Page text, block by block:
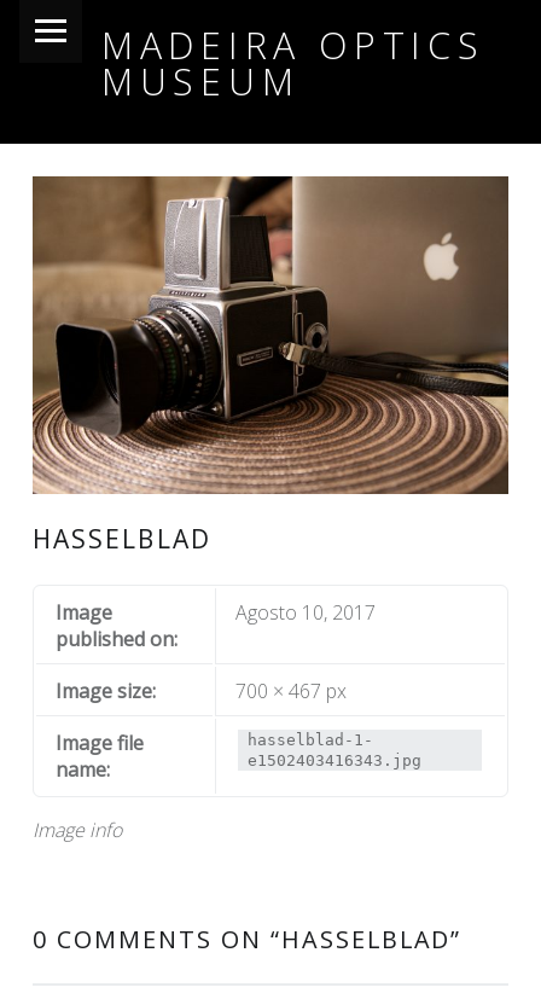
MADEIRA OPTICS
MUSEUM
HASSELBLAD
Image info
Image
published on:
Agosto 10, 2017
Image size:
700 × 467 px
Image file
name:
hasselblad-1-
e1502403416343.jpg
0 COMMENTS ON “HASSELBLAD”